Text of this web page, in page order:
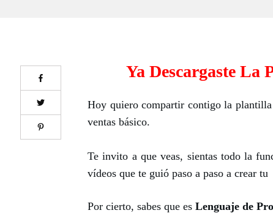
Ya Descargaste La
Hoy quiero compartir contigo la plantilla
ventas básico.
Te invito a que veas, sientas todo la
vídeos que te guió paso a paso a crear tu
Por cierto, sabes que es Lenguaje de